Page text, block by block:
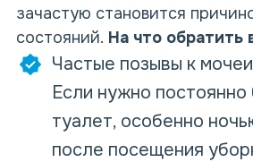
зачастую становится
состояний. На что обратить
Частые позывы к
Если нужно постоянно
туалет, особенно
после посещения